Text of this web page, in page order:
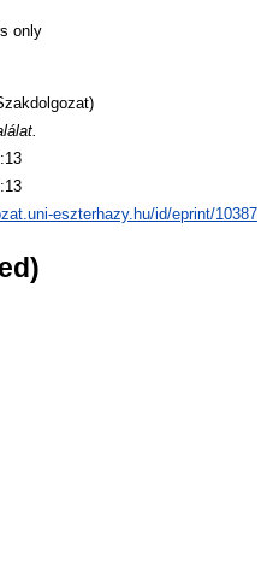
only
eszterhazy.hu/id/eprint/10387